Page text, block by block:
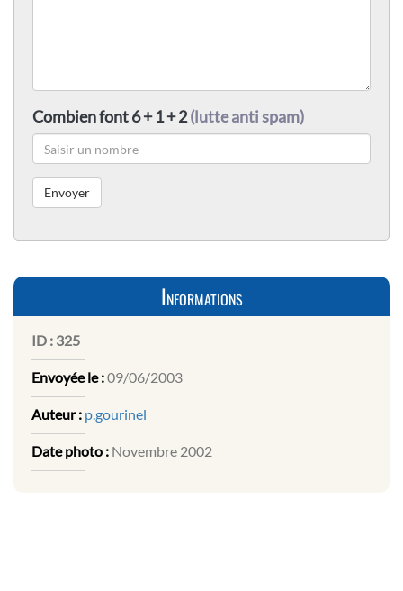
Combien font 6 + 1 + 2(lutte anti spam)
Informations
ID : 325
Envoyée le :09/06/2003
Auteur : p.gourinel
Date photo : Novembre 2002